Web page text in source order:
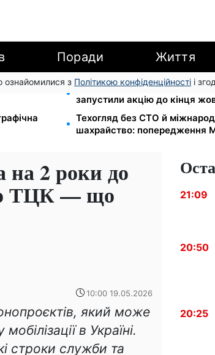
Поради Життя
ознайомилися з Політикою конфіденційності і
Кешбек до 40% на Netflix та
запустили акцію до кінця
Техогляд без СТО й
шахрайство: попередження
на 2 роки до
ТЦК — що
10:00 19.05.2026
який може
в Україні.
строки служби та
21:09
20:50
20:25